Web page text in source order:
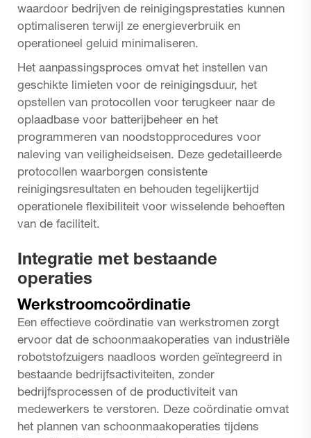
waardoor bedrijven de reinigingsprestaties kunnen
optimaliseren terwijl ze energieverbruik en
operationeel geluid minimaliseren.
Het aanpassingsproces omvat het instellen van
geschikte limieten voor de reinigingsduur, het
opstellen van protocollen voor terugkeer naar de
oplaadbase voor batterijbeheer en het
programmeren van noodstopprocedures voor
naleving van veiligheidseisen. Deze gedetailleerde
protocollen waarborgen consistente
reinigingsresultaten en behouden tegelijkertijd
operationele flexibiliteit voor wisselende behoeften
van de faciliteit.
Integratie met bestaande
operaties
Werkstroomcoördinatie
Een effectieve coördinatie van werkstromen zorgt
ervoor dat de schoonmaakoperaties van industriële
robotstofzuigers naadloos worden geïntegreerd in
bestaande bedrijfsactiviteiten, zonder
bedrijfsprocessen of de productiviteit van
medewerkers te verstoren. Deze coördinatie omvat
het plannen van schoonmaakoperaties tijdens